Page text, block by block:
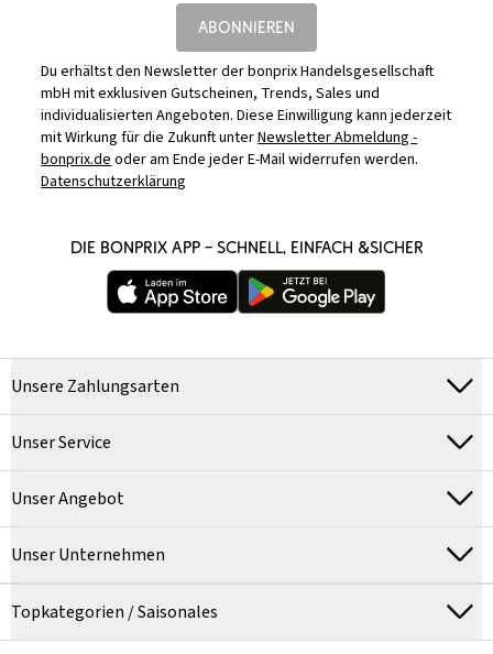
ABONNIEREN
Du erhältst den Newsletter der bonprix Handelsgesellschaft
mbH mit exklusiven Gutscheinen, Trends, Sales und
individualisierten Angeboten. Diese Einwilligung kann jederzeit
mit Wirkung für die Zukunft unterNewsletter Abmeldung -
bonprix.deoder am Ende jeder E-Mail widerrufen werden.
Datenschutzerklärung
DIE BONPRIX APP – SCHNELL, EINFACH &SICHER
Unsere Zahlungsarten
Unser Service
Unser Angebot
Unser Unternehmen
Topkategorien / Saisonales